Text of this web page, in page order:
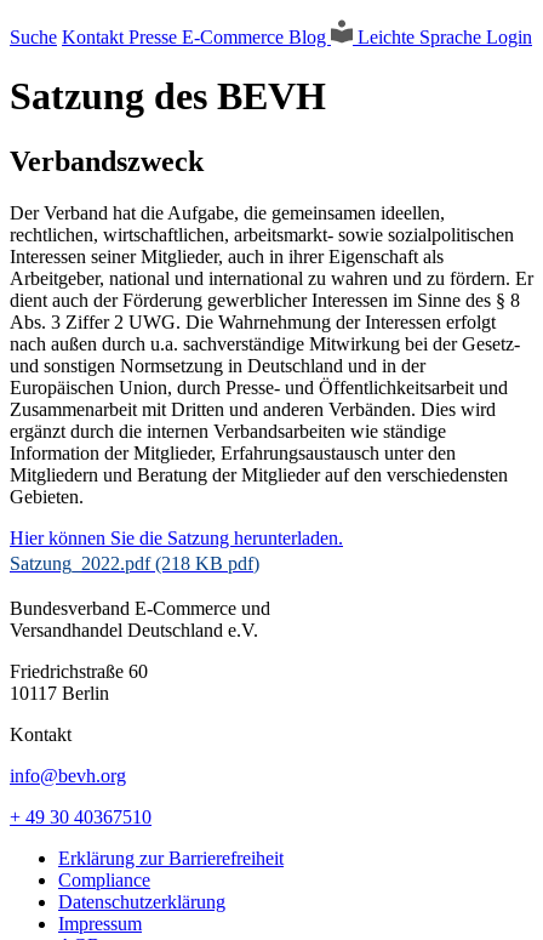
Suche Kontakt Presse E-Commerce Blog Leichte Sprache Login
Satzung des BEVH
Verbandszweck
Der Verband hat die Aufgabe, die gemeinsamen ideellen,
rechtlichen, wirtschaftlichen, arbeitsmarkt- sowie sozialpolitischen
Interessen seiner Mitglieder, auch in ihrer Eigenschaft als
Arbeitgeber, national und international zu wahren und zu fördern. Er
dient auch der Förderung gewerblicher Interessen im Sinne des § 8
Abs. 3 Ziffer 2 UWG. Die Wahrnehmung der Interessen erfolgt
nach außen durch u.a. sachverständige Mitwirkung bei der Gesetz-
und sonstigen Normsetzung in Deutschland und in der
Europäischen Union, durch Presse- und Öffentlichkeitsarbeit und
Zusammenarbeit mit Dritten und anderen Verbänden. Dies wird
ergänzt durch die internen Verbandsarbeiten wie ständige
Information der Mitglieder, Erfahrungsaustausch unter den
Mitgliedern und Beratung der Mitglieder auf den verschiedensten
Gebieten.
Hier können Sie die Satzung herunterladen.
Satzung_2022.pdf (218 KB pdf)
Bundesverband E-Commerce und
Versandhandel Deutschland e.V.
Friedrichstraße 60
10117 Berlin
Kontakt
info@bevh.org
+ 49 30 40367510
Erklärung zur Barrierefreiheit
Compliance
Datenschutzerklärung
Impressum